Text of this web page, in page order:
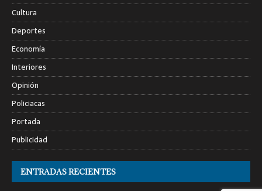
Cultura
Deportes
Economía
Interiores
Opinión
Policiacas
Portada
Publicidad
ENTRADAS RECIENTES